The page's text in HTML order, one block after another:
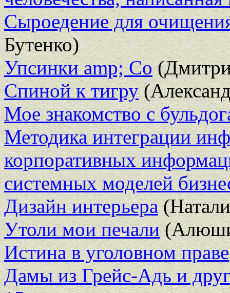
Сыроедение для
Бутенко)
Упсинки amp; Co
Спиной к тигру
Мое знакомство с
Методика интеграции
корпоративных
системных моделей
Дизайн интерьера
Утоли мои печали
Истина в уголовном праве
Дамы из Грейс-Адь и